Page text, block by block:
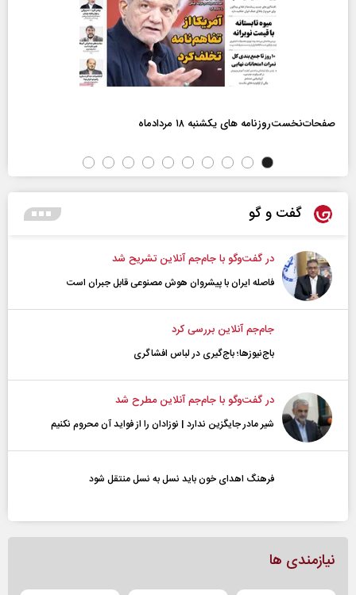
صفحات‌نخست‌روزنامه ها‌ی یکشنبه ۱۸ مردادماه
گفت و گو
در گفت‌و‌گو با جام‌جم آنلاین تشریح شد
فاصله ایران با پیشرو‌ان هوش مصنوعی قابل جبران است
جام‌جم آنلاین بررسی کرد
باج‌نیوزها؛ باج‌گیری در لباس افشاگری
در گفت‌و‌گو با جام‌جم آنلاین مطرح شد
شیر مادر جایگزین ندارد | نوزادان را از فواید آن محروم نکنیم
فرهنگ اهدای خون باید نسل به نسل منتقل شود
نیازمندی ها